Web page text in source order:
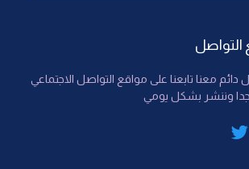
التواصل
معنا تابعنا على مواقع التواصل الاجتماعي
وننشر بشكل يومي